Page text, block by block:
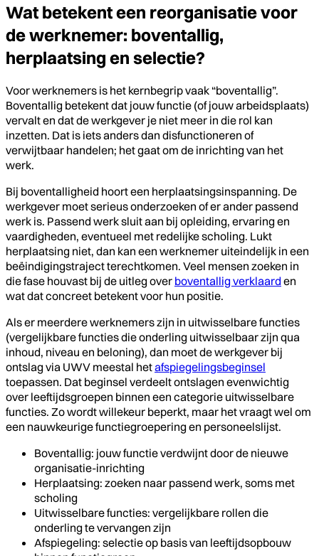
Wat betekent een reorganisatie voor
de werknemer: boventallig,
herplaatsing en selectie?
Voor werknemers is het kernbegrip vaak “boventallig”.
Boventallig betekent dat jouw functie (of jouw arbeidsplaats)
vervalt en dat de werkgever je niet meer in die rol kan
inzetten. Dat is iets anders dan disfunctioneren of
verwijtbaar handelen; het gaat om de inrichting van het
werk.
Bij boventalligheid hoort een herplaatsingsinspanning. De
werkgever moet serieus onderzoeken of er ander passend
werk is. Passend werk sluit aan bij opleiding, ervaring en
vaardigheden, eventueel met redelijke scholing. Lukt
herplaatsing niet, dan kan een werknemer uiteindelijk in een
beëindigingstraject terechtkomen. Veel mensen zoeken in
die fase houvast bij de uitleg over boventallig verklaard en
wat dat concreet betekent voor hun positie.
Als er meerdere werknemers zijn in uitwisselbare functies
(vergelijkbare functies die onderling uitwisselbaar zijn qua
inhoud, niveau en beloning), dan moet de werkgever bij
ontslag via UWV meestal hetafspiegelingsbeginsel
toepassen. Dat beginsel verdeelt ontslagen evenwichtig
over leeftijdsgroepen binnen een categorie uitwisselbare
functies. Zo wordt willekeur beperkt, maar het vraagt wel om
een nauwkeurige functiegroepering en personeelslijst.
Boventallig: jouw functie verdwijnt door de nieuwe
organisatie-inrichting
Herplaatsing: zoeken naar passend werk, soms met
scholing
Uitwisselbare functies: vergelijkbare rollen die
onderling te vervangen zijn
Afspiegeling: selectie op basis van leeftijdsopbouw